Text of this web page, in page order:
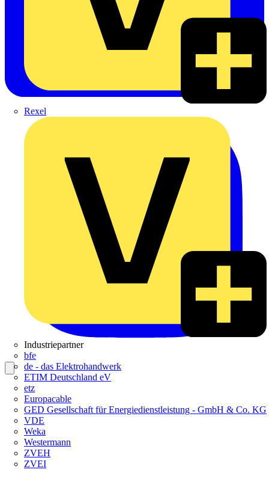
Rexel
Industriepartner
bfe
de - das Elektrohandwerk
ETIM Deutschland eV
etz
Europacable
GED Gesellschaft für Energiedienstleistung - GmbH & Co. KG
VDE
Weka
Westermann
ZVEH
ZVEI